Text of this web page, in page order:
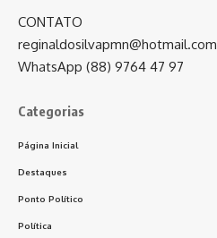
CONTATO
reginaldosilvapmn@hotmail.com
WhatsApp (88) 9764 47 97
Categorias
Página Inicial
Destaques
Ponto Político
Política